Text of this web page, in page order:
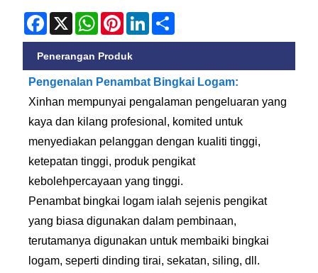
Facebook
X WhatsApp
PinterestLinkedIn
Penerangan Produk
Pengenalan Penambat Bingkai Logam:
Xinhan mempunyai pengalaman pengeluaran yang
kaya dan kilang profesional, komited untuk
menyediakan pelanggan dengan kualiti tinggi,
ketepatan tinggi, produk pengikat
kebolehpercayaan yang tinggi.
Penambat bingkai logam ialah sejenis pengikat
yang biasa digunakan dalam pembinaan,
terutamanya digunakan untuk membaiki bingkai
logam, seperti dinding tirai, sekatan, siling, dll.